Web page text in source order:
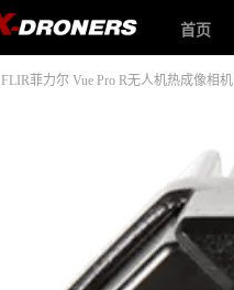
首页
FLIR菲力尔 Vue Pro R无人机热成像相机